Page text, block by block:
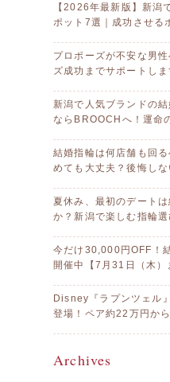
【2026年最新版】新潟
ポット7選｜成功させる
プロポーズが不安な男
ズ成功までサポートしま
新潟で人気ブランドの
ならBROOCHへ！運命
結婚指輪は何店舗も回
めても大丈夫？後悔し
夏休み、最初のデート
か？新潟で楽しむ指輪
今だけ30,000円OFF！
開催中【7月31日（木）
Disney『ラプンツェル
登場！ペア約22万円か
Archives